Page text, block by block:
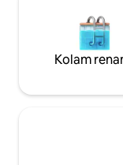
Kolam